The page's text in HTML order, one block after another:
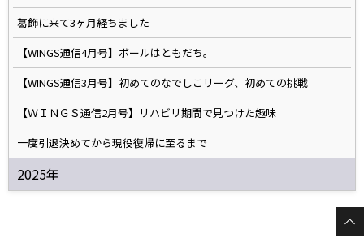
葛飾に来て3ヶ月経ちました
【WINGS通信4月号】ボールはともだち。
【WINGS通信3月号】初めてのなでしこリーグ、初めての挑戦
【ＷＩＮＧＳ通信2月号】リハビリ期間で見つけた趣味
一度引退決めてから現役復帰に至るまで
2025年